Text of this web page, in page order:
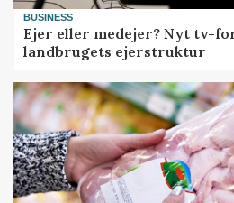
BUSINESS
Ejer eller medejer? Nyt tv-
landbrugets ejerstruktur